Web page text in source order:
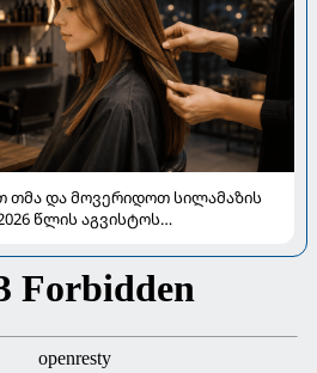
თმა და მოვერიდოთ სილამაზის
წლის აგვისტოს